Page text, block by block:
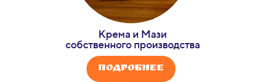
Крема и Мази
собственного производства
Подробнее